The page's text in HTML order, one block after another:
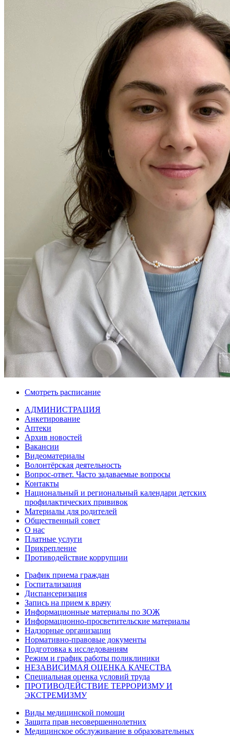
Смотреть расписание
АДМИНИСТРАЦИЯ
Анкетирование
Аптеки
Архив новостей
Вакансии
Видеоматериалы
Волонтёрская деятельность
Вопрос-ответ. Часто задаваемые вопросы
Контакты
Национальный и региональный календари детских
профилактических прививок
Материалы для родителей
Общественный совет
О нас
Платные услуги
Прикрепление
Противодействие коррупции
График приема граждан
Госпитализация
Диспансеризация
Запись на прием к врачу
Информационные материалы по ЗОЖ
Информационно-просветительские материалы
Надзорные организации
Нормативно-правовые документы
Подготовка к исследованиям
Режим и график работы поликлиники
НЕЗАВИСИМАЯ ОЦЕНКА КАЧЕСТВА
Специальная оценка условий труда
ПРОТИВОДЕЙСТВИЕ ТЕРРОРИЗМУ И
ЭКСТРЕМИЗМУ
Виды медицинской помощи
Защита прав несовершеннолетних
Медицинское обслуживание в образовательных